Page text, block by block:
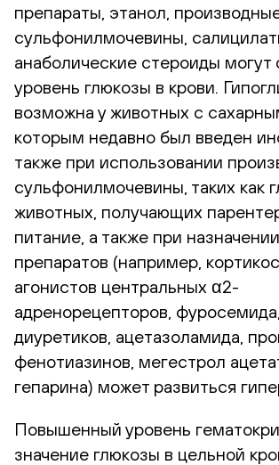
препараты, этанол,
сульфонилмочевины,
анаболические стероиды могут
уровень глюкозы в крови.
возможна у животных с
которым недавно был введен
также при использовании
сульфонилмочевины, таких как
животных, получающих
питание, а также при
препаратов (например,
агонистов центральных α2-
адренорецепторов,
диуретиков, ацетазоламида,
фенотиазинов, мегестрол
гепарина) может развиться
Повышенный уровень
значение глюкозы в цельной